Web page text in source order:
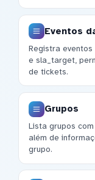
Eventos
Registra
e sla_target,
de tickets.
Grupos
Lista grupos
além de
grupo.